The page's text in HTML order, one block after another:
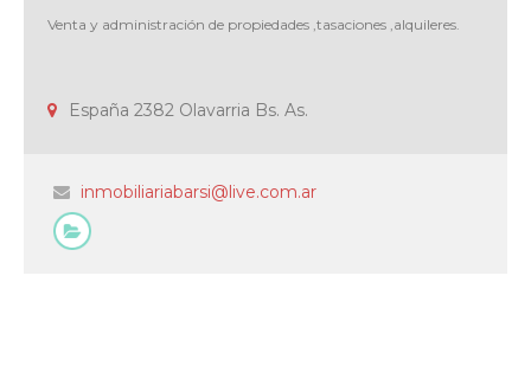
Venta y administración de propiedades ,tasaciones ,alquileres.
España 2382 Olavarria Bs. As.
inmobiliariabarsi@live.com.ar